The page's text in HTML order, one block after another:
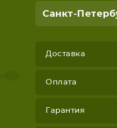
Санкт-
Доставка
Оплата
Гарантия